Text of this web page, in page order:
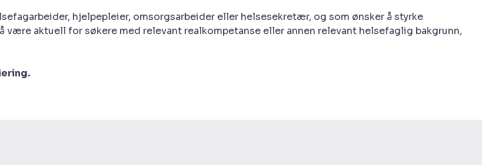
hjelpepleier, omsorgsarbeider eller helsesekretær, og som ønsker å styrke
aktuell for søkere med relevant realkompetanse eller annen relevant helsefaglig bakgrunn,